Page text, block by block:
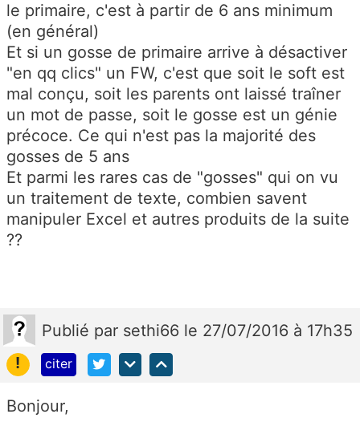
le primaire, c'est à partir de 6 ans minimum
(en général)
Et si un gosse de primaire arrive à désactiver
"en qq clics" un FW, c'est que soit le soft est
mal conçu, soit les parents ont laissé traîner
un mot de passe, soit le gosse est un génie
précoce. Ce qui n'est pas la majorité des
gosses de 5 ans
Et parmi les rares cas de "gosses" qui on vu
un traitement de texte, combien savent
manipuler Excel et autres produits de la suite
??
Publié par sethi66 le 27/07/2016 à 17h35
!
citer
Bonjour,